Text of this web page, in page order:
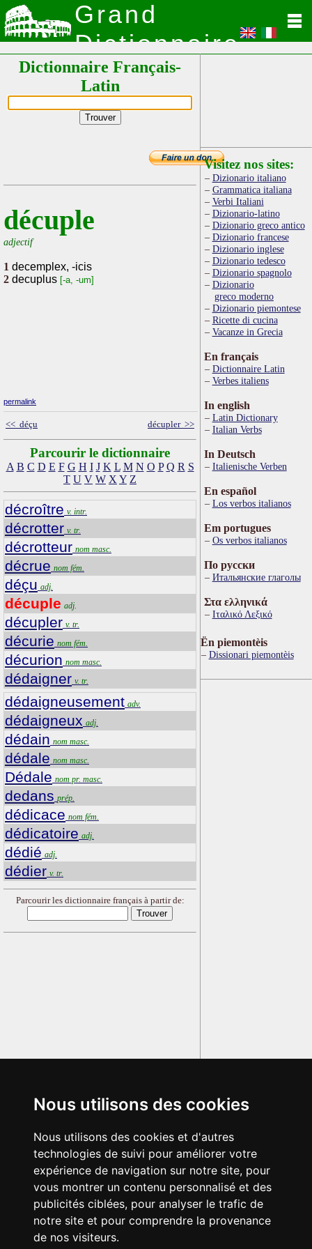
Nous utilisons des cookies
Nous utilisons des cookies et d'autres
technologies de suivi pour améliorer votre
expérience de navigation sur notre site, pour
vous montrer un contenu personnalisé et des
publicités ciblées, pour analyser le trafic de
notre site et pour comprendre la provenance
de nos visiteurs.
Grand
Dictionnaire
Latin
Dictionnaire Français-
Latin
décuple
adjectif
1 decemplex, -icis
2 decuplus [-a, -um]
permalink
<< déçu décupler >>
Parcourir le dictionnaire
A B C D E F G H I J K L M N O P Q R S
T U V W X Y Z
décroître v. intr.
décrotter v. tr.
décrotteur nom masc.
décrue nom fém.
déçu adj.
décuple adj.
décupler v. tr.
décurie nom fém.
décurion nom masc.
dédaigner v. tr.
dédaigneusement adv.
dédaigneux adj.
dédain nom masc.
dédale nom masc.
Dédale nom pr. masc.
dedans prép.
dédicace nom fém.
dédicatoire adj.
dédié adj.
dédier v. tr.
Parcourir les dictionnaire français à partir de:
Visitez nos sites:
Dizionario italiano
Grammatica italiana
Verbi Italiani
Dizionario-latino
Dizionario greco antico
Dizionario francese
Dizionario inglese
Dizionario tedesco
Dizionario spagnolo
Dizionario
greco moderno
Dizionario piemontese
Ricette di cucina
Vacanze in Grecia
En français
Dictionnaire Latin
Verbes italiens
In english
Latin Dictionary
Italian Verbs
In Deutsch
Italienische Verben
En español
Los verbos italianos
Em portugues
Os verbos italianos
По русски
Итальянские глаголы
Στα ελληνικά
Ιταλικό Λεξικό
Ën piemontèis
Dissionari piemontèis